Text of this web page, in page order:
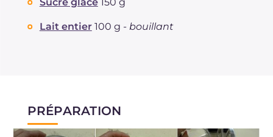
Lait entier 100 g - bouillant
PRÉPARATION